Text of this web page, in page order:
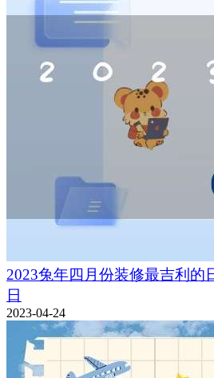
2023兔年四月份装修最吉利的
日
2023-04-24